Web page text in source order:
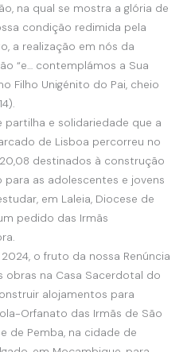
na qual se mostra a glória de
condição redimida pela
a realização em nós da
“e… contemplámos a Sua
Filho Unigénito do Pai, cheio
e solidariedade que a
de Lisboa percorreu no
destinados à construção
as adolescentes e jovens
em Laleia, Diocese de
pedido das Irmãs
o fruto da nossa Renúncia
obras na Casa Sacerdotal do
alojamentos para
Orfanato das Irmãs de São
de Pemba, na cidade de